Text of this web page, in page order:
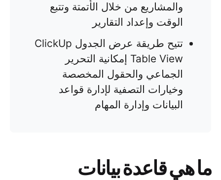
والمشاريع من خلال الأتمتة وتتبع
الوقت وإعداد التقارير
تتيح طريقة عرض الجدول ClickUp
Table View إمكانية التحرير
الجماعي والحقول المخصصة
وخيارات التصفية لإدارة قواعد
البيانات وإدارة المهام
ما هي قاعدة بيانات